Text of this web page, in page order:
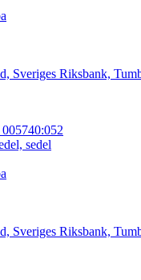
Sveriges Riksbank,
sedel
Sveriges Riksbank,